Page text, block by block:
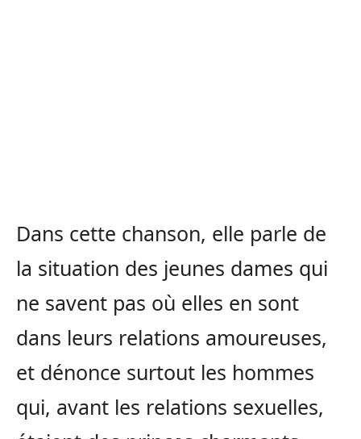
Dans cette chanson, elle parle de
la situation des jeunes dames qui
ne savent pas où elles en sont
dans leurs relations amoureuses,
et dénonce surtout les hommes
qui, avant les relations sexuelles,